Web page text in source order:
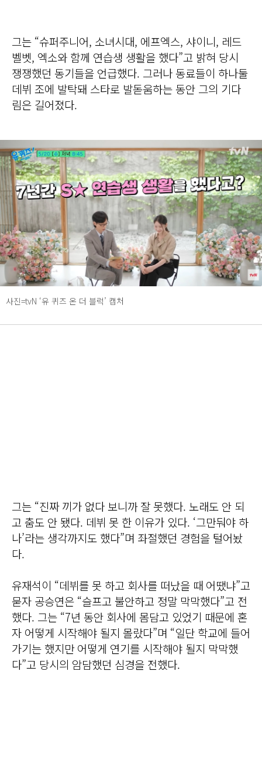
그는 “슈퍼주니어, 소녀시대, 에프엑스, 샤이니, 레드
벨벳, 엑소와 함께 연습생 생활을 했다”고 밝혀 당시
쟁쟁했던 동기들을 언급했다. 그러나 동료들이 하나둘
데뷔 조에 발탁돼 스타로 발돋움하는 동안 그의 기다
림은 길어졌다.
사진=tvN ‘유 퀴즈 온 더 블럭’ 캡처
그는 “진짜 끼가 없다 보니까 잘 못했다. 노래도 안 되
고 춤도 안 됐다. 데뷔 못 한 이유가 있다. ‘그만둬야 하
나’라는 생각까지도 했다”며 좌절했던 경험을 털어놨
다.
유재석이 “데뷔를 못 하고 회사를 떠났을 때 어땠냐”고
묻자 공승연은 “슬프고 불안하고 정말 막막했다”고 전
했다. 그는 “7년 동안 회사에 몸담고 있었기 때문에 혼
자 어떻게 시작해야 될지 몰랐다”며 “일단 학교에 들어
가기는 했지만 어떻게 연기를 시작해야 될지 막막했
다”고 당시의 암담했던 심경을 전했다.